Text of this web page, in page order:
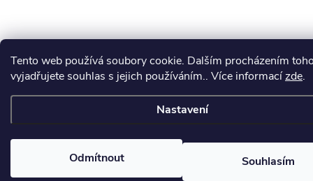
Tento web používá soubory cookie. Dalším procházením
vyjadřujete souhlas s jejich používáním.. Více informacízde.
Nastavení
Odmítnout Souhlasím
♥Oblíbené 0